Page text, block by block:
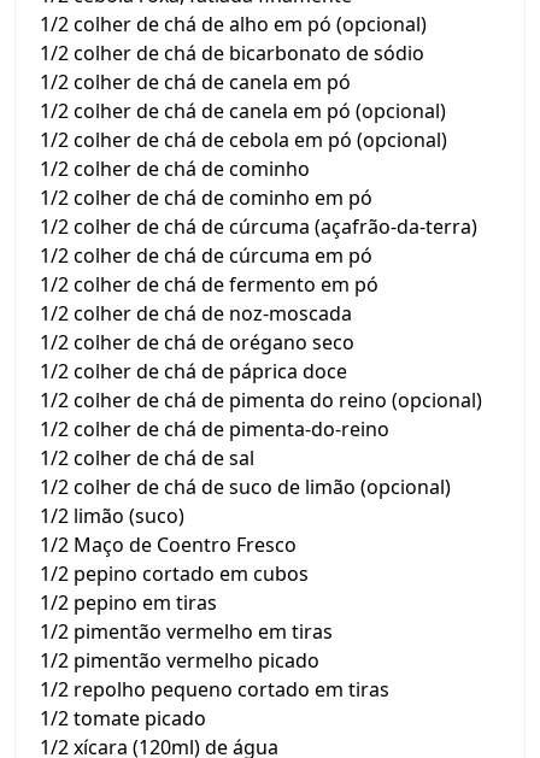
1/2 colher de chá de alho em pó (opcional)
1/2 colher de chá de bicarbonato de sódio
1/2 colher de chá de canela em pó
1/2 colher de chá de canela em pó (opcional)
1/2 colher de chá de cebola em pó (opcional)
1/2 colher de chá de cominho
1/2 colher de chá de cominho em pó
1/2 colher de chá de cúrcuma (açafrão-da-terra)
1/2 colher de chá de cúrcuma em pó
1/2 colher de chá de fermento em pó
1/2 colher de chá de noz-moscada
1/2 colher de chá de orégano seco
1/2 colher de chá de páprica doce
1/2 colher de chá de pimenta do reino (opcional)
1/2 colher de chá de pimenta-do-reino
1/2 colher de chá de sal
1/2 colher de chá de suco de limão (opcional)
1/2 limão (suco)
1/2 Maço de Coentro Fresco
1/2 pepino cortado em cubos
1/2 pepino em tiras
1/2 pimentão vermelho em tiras
1/2 pimentão vermelho picado
1/2 repolho pequeno cortado em tiras
1/2 tomate picado
1/2 xícara (120ml) de água